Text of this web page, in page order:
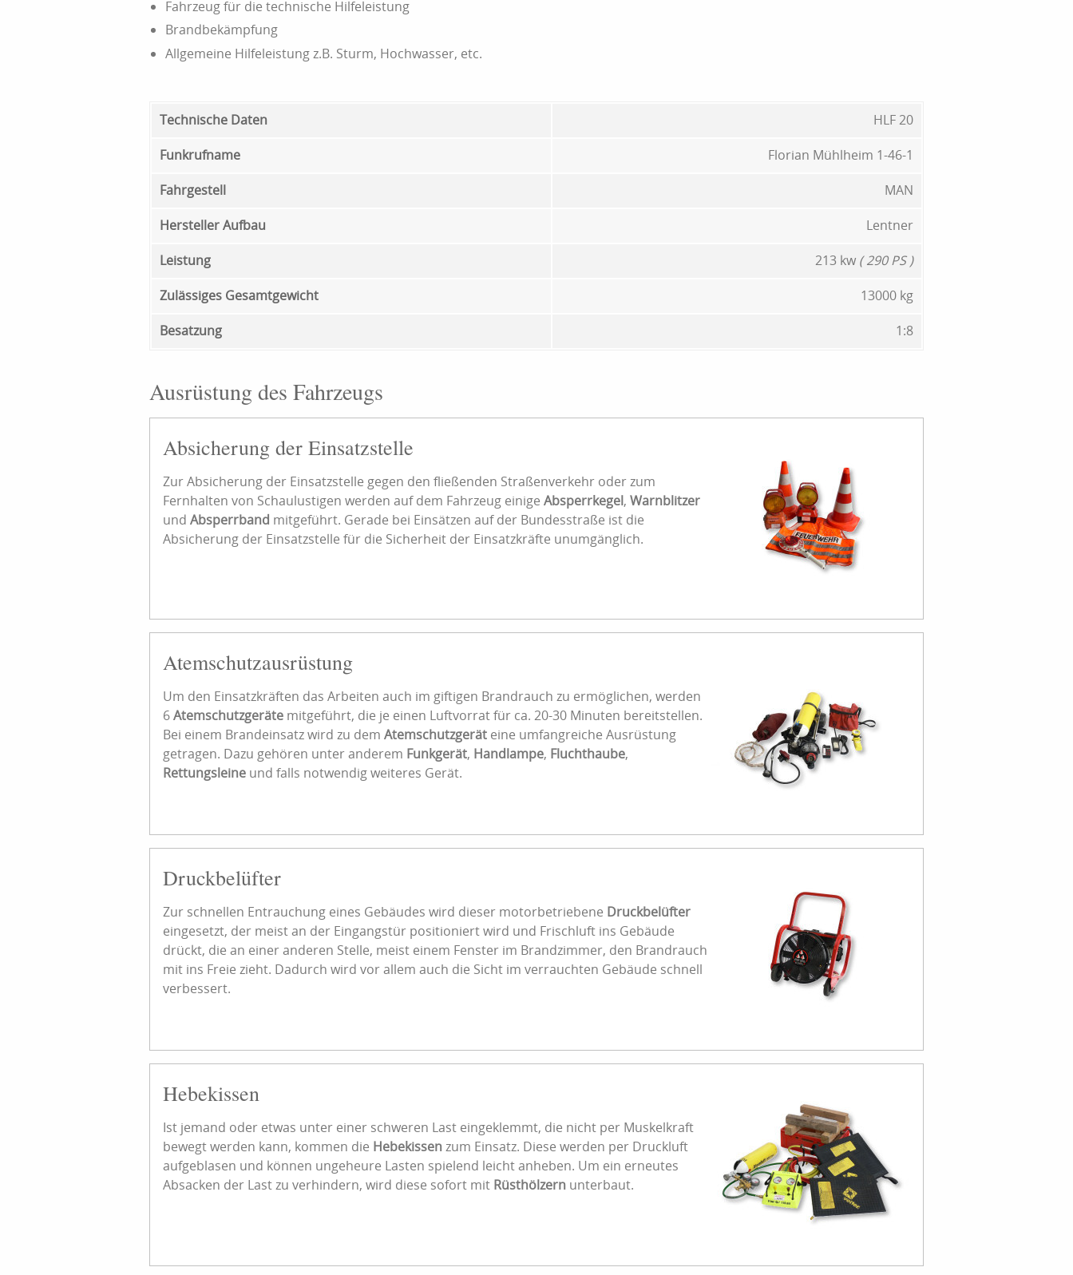
Fahrzeug für die technische Hilfeleistung
Brandbekämpfung
Allgemeine Hilfeleistung z.B. Sturm, Hochwasser, etc.
Technische Daten
HLF 20
Funkrufname
Florian Mühlheim 1-46-1
Fahrgestell
MAN
Hersteller Aufbau
Lentner
Leistung
213 kw ( 290 PS )
Zulässiges Gesamtgewicht
13000 kg
Besatzung
1:8
Ausrüstung des Fahrzeugs
Absicherung der Einsatzstelle
Zur Absicherung der Einsatzstelle gegen den fließenden Straßenverkehr oder zum
Fernhalten von Schaulustigen werden auf dem Fahrzeug einige Absperrkegel, Warnblitzer
und Absperrband mitgeführt. Gerade bei Einsätzen auf der Bundesstraße ist die
Absicherung der Einsatzstelle für die Sicherheit der Einsatzkräfte unumgänglich.
Atemschutzausrüstung
Um den Einsatzkräften das Arbeiten auch im giftigen Brandrauch zu ermöglichen, werden
6Atemschutzgeräte mitgeführt, die je einen Luftvorrat für ca. 20-30 Minuten bereitstellen.
Bei einem Brandeinsatz wird zu dem Atemschutzgerät eine umfangreiche Ausrüstung
getragen. Dazu gehören unter anderem Funkgerät, Handlampe, Fluchthaube,
Rettungsleine und falls notwendig weiteres Gerät.
Druckbelüfter
Zur schnellen Entrauchung eines Gebäudes wird dieser motorbetriebene Druckbelüfter
eingesetzt, der meist an der Eingangstür positioniert wird und Frischluft ins Gebäude
drückt, die an einer anderen Stelle, meist einem Fenster im Brandzimmer, den Brandrauch
mit ins Freie zieht. Dadurch wird vor allem auch die Sicht im verrauchten Gebäude schnell
verbessert.
Hebekissen
Ist jemand oder etwas unter einer schweren Last eingeklemmt, die nicht per Muskelkraft
bewegt werden kann, kommen die Hebekissenzum Einsatz. Diese werden per Druckluft
aufgeblasen und können ungeheure Lasten spielend leicht anheben. Um ein erneutes
Absacken der Last zu verhindern, wird diese sofort mit Rüsthölzern unterbaut.